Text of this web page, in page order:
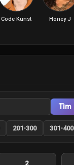
Code Kunst Honey J
Tìm
201-300 301-400
2